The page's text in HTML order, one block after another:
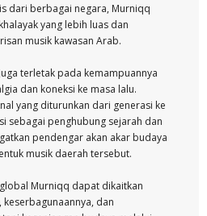
dari berbagai negara, Murniqq
yang lebih luas dan
musik kawasan Arab.
terletak pada kemampuannya
dan koneksi ke masa lalu.
yang diturunkan dari generasi ke
sebagai penghubung sejarah dan
pendengar akan akar budaya
musik daerah tersebut.
Murniqq dapat dikaitkan
keserbagunaannya, dan